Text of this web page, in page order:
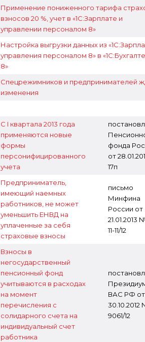
Применение пониженного тарифа
взносов 20 %, учет в «1С:Зарплате и
управлении персоналом 8»
Настройка выгрузки данных из
управления персоналом 8» в
8»
Спецрежимников и предпринимателей
изменения
С I квартала 2013 года
применяются новые
формы
персонифицированного
учета
фонда
от
17п
Предприниматель,
имеющий наемных
работников, не может
уменьшить ЕНВД на
уплаченные за себя
страховые взносы
письмо
Минфина
России от
21.01.2013
11-11/12
Взносы в
негосударственный
пенсионный фонд
учитываются в расходах
на момент
перечисления с
солидарного счета на
индивидуальный счет
работника
ВАС РФ от
30.10.2012
9061/12